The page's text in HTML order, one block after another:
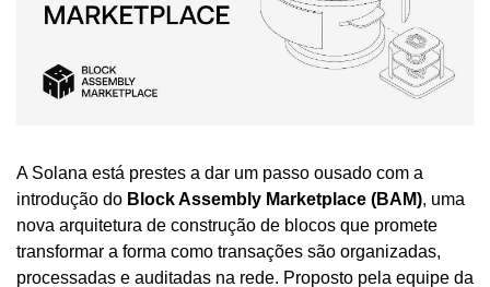
A Solana está prestes a dar um passo ousado com a
introdução do Block Assembly Marketplace (BAM), uma
nova arquitetura de construção de blocos que promete
transformar a forma como transações são organizadas,